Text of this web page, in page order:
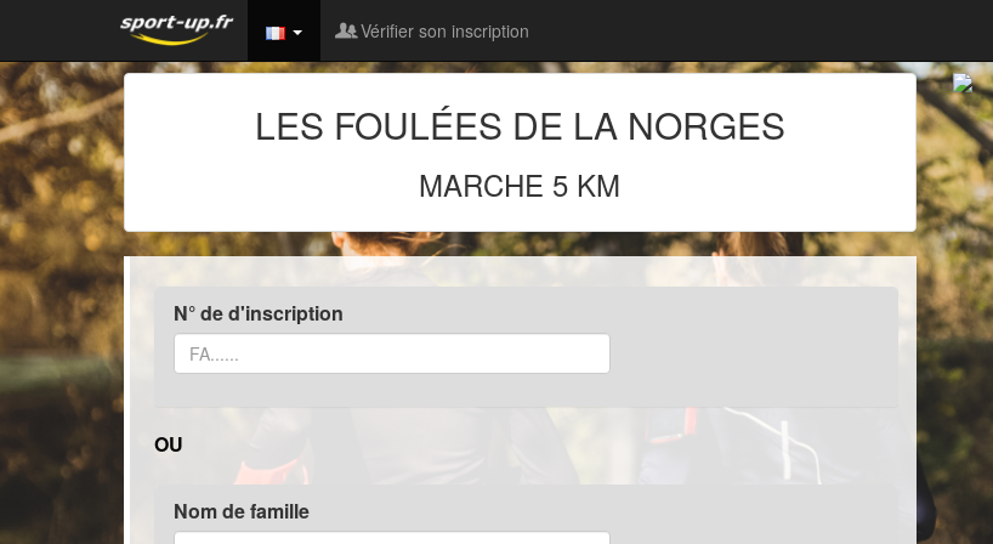
Vérifier son inscription
LES FOULÉES DE LA NORGES
MARCHE 5 KM
N° de d'inscription
OU
Nom de famille